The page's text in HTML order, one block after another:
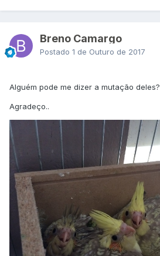
Breno Camargo
Postado 1 de Outuro de 2017
Alguém pode me dizer a mutação deles?
Agradeço..